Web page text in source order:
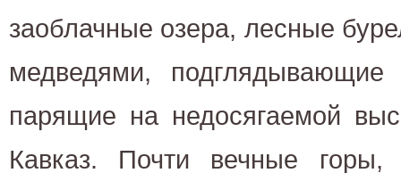
заоблачные озера, лесные
медведями,
парящие на недосягаемой
Кавказ. Почти вечные горы,